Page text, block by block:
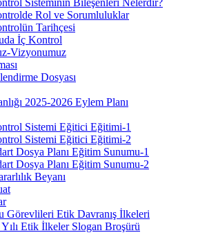
Rol ve Sorumluluklar
Tarihçesi
İç Kontrol
Vizyonumuz
Dosyası
2025-2026 Eylem Planı
Sistemi Eğitici Eğitimi-1
Sistemi Eğitici Eğitimi-2
Dosya Planı Eğitim Sunumu-1
Dosya Planı Eğitim Sunumu-2
Beyanı
Görevlileri Etik Davranış İlkeleri
Yılı Etik İlkeler Slogan Broşürü